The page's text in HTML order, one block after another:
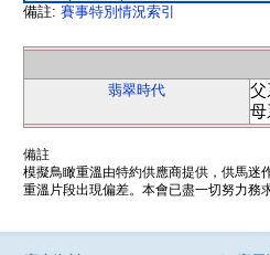
備註: 賽事特別情況索引
翡翠時代
父
母
備註
模擬鳥瞰重溫由特約供應商提供，供馬迷
重溫片段出現偏差。本會已盡一切努力務